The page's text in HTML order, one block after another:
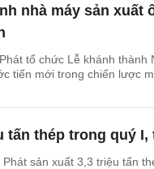
nhà máy sản xuất
tổ chức Lễ khánh thành
tiến mới trong chiến lược
tấn thép trong quý
sản xuất 3,3 triệu tấn